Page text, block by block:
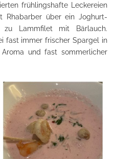
frühlingshafte Leckereien
Rhabarber über ein Joghurt-
zu Lammfilet mit Bärlauch.
fast immer frischer Spargel in
und fast sommerlicher